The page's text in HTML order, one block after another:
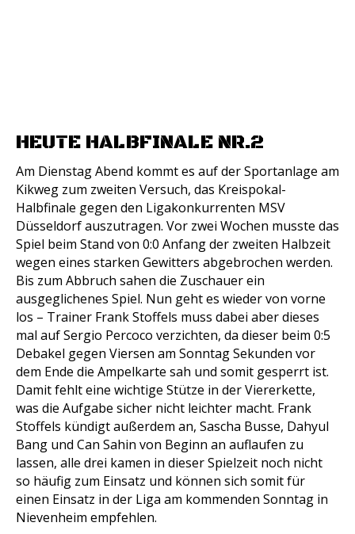
HEUTE HALBFINALE NR.2
Am Dienstag Abend kommt es auf der Sportanlage am
Kikweg zum zweiten Versuch, das Kreispokal-
Halbfinale gegen den Ligakonkurrenten MSV
Düsseldorf auszutragen. Vor zwei Wochen musste das
Spiel beim Stand von 0:0 Anfang der zweiten Halbzeit
wegen eines starken Gewitters abgebrochen werden.
Bis zum Abbruch sahen die Zuschauer ein
ausgeglichenes Spiel. Nun geht es wieder von vorne
los – Trainer Frank Stoffels muss dabei aber dieses
mal auf Sergio Percoco verzichten, da dieser beim 0:5
Debakel gegen Viersen am Sonntag Sekunden vor
dem Ende die Ampelkarte sah und somit gesperrt ist.
Damit fehlt eine wichtige Stütze in der Viererkette,
was die Aufgabe sicher nicht leichter macht. Frank
Stoffels kündigt außerdem an, Sascha Busse, Dahyul
Bang und Can Sahin von Beginn an auflaufen zu
lassen, alle drei kamen in dieser Spielzeit noch nicht
so häufig zum Einsatz und können sich somit für
einen Einsatz in der Liga am kommenden Sonntag in
Nievenheim empfehlen.